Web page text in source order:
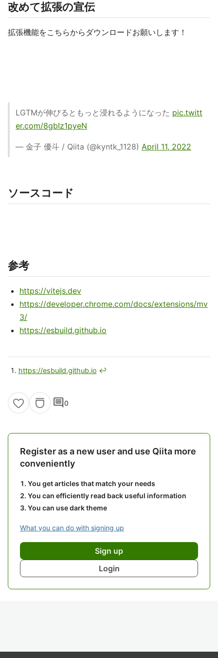
改めて拡張の宣伝
拡張機能をこちらからダウンロードお願いします！
LGTMが伸びるともっと浸れるようになった pic.twitt
er.com/8gbIz1pyeN
— 金子 優斗 / Qiita (@kyntk_1128) April 11, 2022
ソースコード
参考
https://vitejs.dev
https://developer.chrome.com/docs/extensions/mv
3/
https://esbuild.github.io
https://esbuild.github.io ↩
comment0
Register as a new user and use Qiita more
conveniently
You get articles that match your needs
You can efficiently read back useful information
You can use dark theme
What you can do with signing up
Sign up
Login